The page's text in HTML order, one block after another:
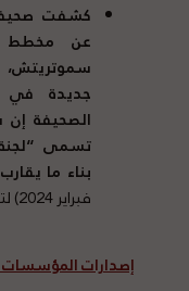
كشفت
عن مخطط
سموتريتش،
جديدة في
الصحيفة إن
تسمى “
بناء ما
فبراير 2024) لتفاصيل الخبر ومصدره الأصلي،
إصدارات المؤسسات